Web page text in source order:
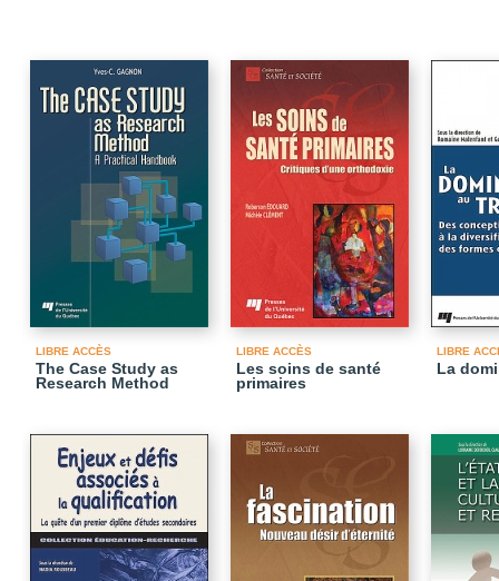
LIBRE ACCÈS
The Case Study as
Research Method
LIBRE ACCÈS
Les soins de santé
primaires
LIBRE
La